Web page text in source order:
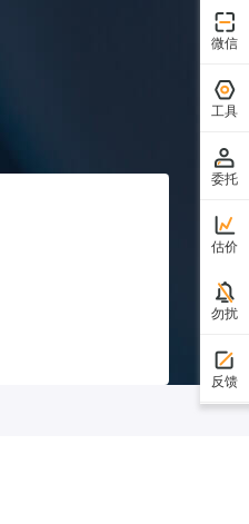
微信
工具
委托
估价
勿扰
反馈